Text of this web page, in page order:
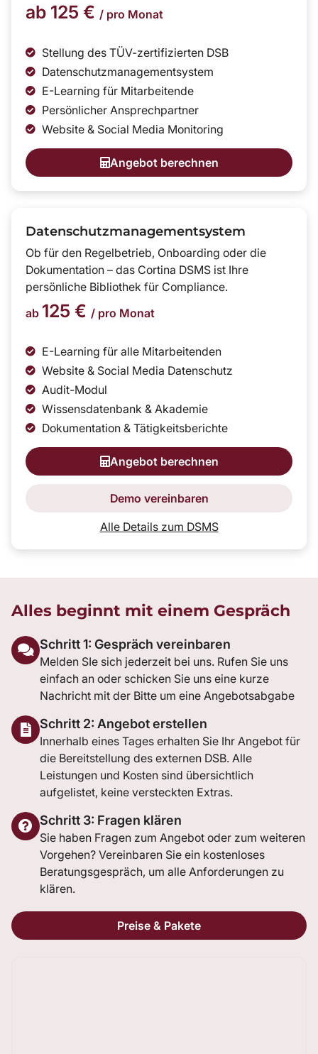
ab 125 € / pro Monat
Stellung des TÜV-zertifizierten DSB
Datenschutzmanagementsystem
E-Learning für Mitarbeitende
Persönlicher Ansprechpartner
Website & Social Media Monitoring
Angebot berechnen
Datenschutzmanagementsystem
Ob für den Regelbetrieb, Onboarding oder die
Dokumentation – das Cortina DSMS ist Ihre
persönliche Bibliothek für Compliance.
ab 125 € / pro Monat
E-Learning für alle Mitarbeitenden
Website & Social Media Datenschutz
Audit-Modul
Wissensdatenbank & Akademie
Dokumentation & Tätigkeitsberichte
Angebot berechnen
Demo vereinbaren
Alle Details zum DSMS
Alles beginnt mit einem Gespräch
Schritt 1: Gespräch vereinbaren
Melden SIe sich jederzeit bei uns. Rufen Sie uns
einfach an oder schicken Sie uns eine kurze
Nachricht mit der Bitte um eine Angebotsabgabe
Schritt 2: Angebot erstellen
Innerhalb eines Tages erhalten Sie Ihr Angebot für
die Bereitstellung des externen DSB. Alle
Leistungen und Kosten sind übersichtlich
aufgelistet, keine versteckten Extras.
Schritt 3: Fragen klären
Sie haben Fragen zum Angebot oder zum weiteren
Vorgehen? Vereinbaren Sie ein kostenloses
Beratungsgespräch, um alle Anforderungen zu
klären.
Preise & Pakete